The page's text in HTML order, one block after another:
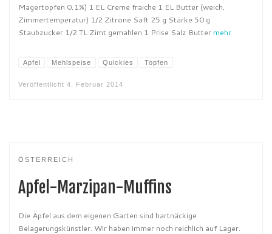
Magertopfen 0,1%) 1 EL Creme fraiche 1 EL Butter (weich,
Zimmertemperatur) 1/2 Zitrone Saft 25 g Stärke 50 g
Staubzucker 1/2 TL Zimt gemahlen 1 Prise Salz Butter mehr
Apfel Mehlspeise Quickies Topfen
Veröffentlicht 4. Februar 2014
ÖSTERREICH
Apfel-Marzipan-Muffins
Die Äpfel aus dem eigenen Garten sind hartnäckige
Belagerungskünstler. Wir haben immer noch reichlich auf Lager.